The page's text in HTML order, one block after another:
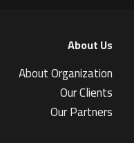
About Us
About Organization
Our Clients
Our Partners